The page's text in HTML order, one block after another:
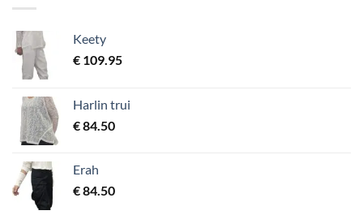
Keety
€ 109.95
Harlin trui
€84.50
Erah
€84.50